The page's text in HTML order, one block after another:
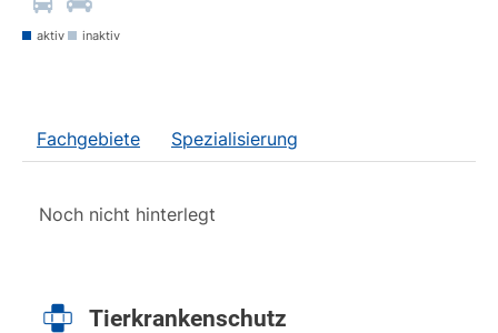
aktiv inaktiv
Fachgebiete Spezialisierung
Noch nicht hinterlegt
Tierkrankenschutz